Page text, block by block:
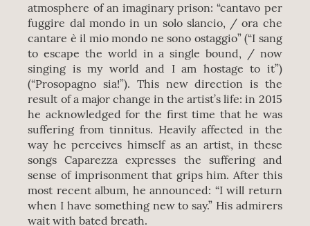
atmosphere of an imaginary prison: “cantavo per
fuggire dal mondo in un solo slancio, / ora che
cantare è il mio mondo ne sono ostaggio” (“I sang
to escape the world in a single bound, / now
singing is my world and I am hostage to it”)
(“Prosopagno sia!”). This new direction is the
result of a major change in the artist’s life: in 2015
he acknowledged for the first time that he was
suffering from tinnitus. Heavily affected in the
way he perceives himself as an artist, in these
songs Caparezza expresses the suffering and
sense of imprisonment that grips him. After this
most recent album, he announced: “I will return
when I have something new to say.” His admirers
wait with bated breath.